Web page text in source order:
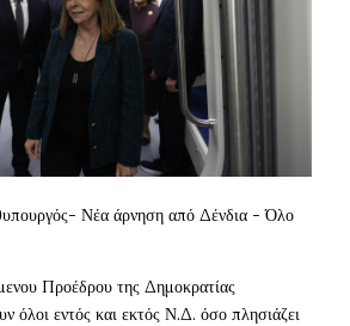
Νέα άρνηση από Δένδια - Όλο
Προέδρου της Δημοκρατίας
όλοι εντός και εκτός Ν.Δ. όσο πλησιάζει